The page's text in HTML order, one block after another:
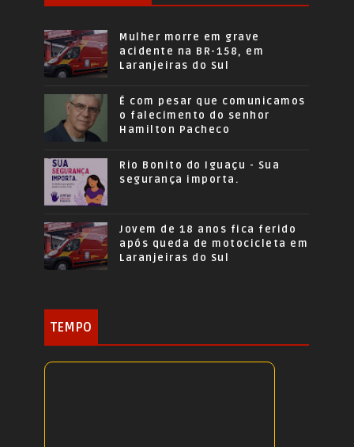
Mulher morre em grave
acidente na BR-158, em
Laranjeiras do Sul
É com pesar que comunicamos
o falecimento do senhor
Hamilton Pacheco
Rio Bonito do Iguaçu - Sua
segurança importa.
Jovem de 18 anos fica ferido
após queda de motocicleta em
Laranjeiras do Sul
TEMPO